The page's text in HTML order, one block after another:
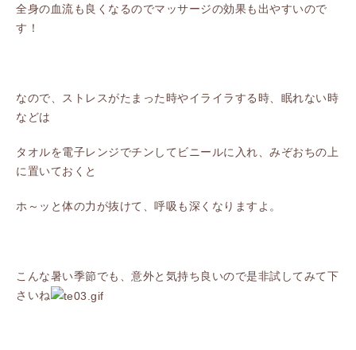
全身の血流も良くなるのでマッサージの効果も出やすいので
す！
なので、ストレスがたまった時やイライラする時、眠れない時
などは
タオルを電子レンジでチンしてビニールに入れ、みぞおちの上
に置いておくと
ホ～ッと体の力が抜けて、呼吸も深くなりますよ。
こんな暑い季節でも、意外と気持ち良いので是非試してみて下
さいね